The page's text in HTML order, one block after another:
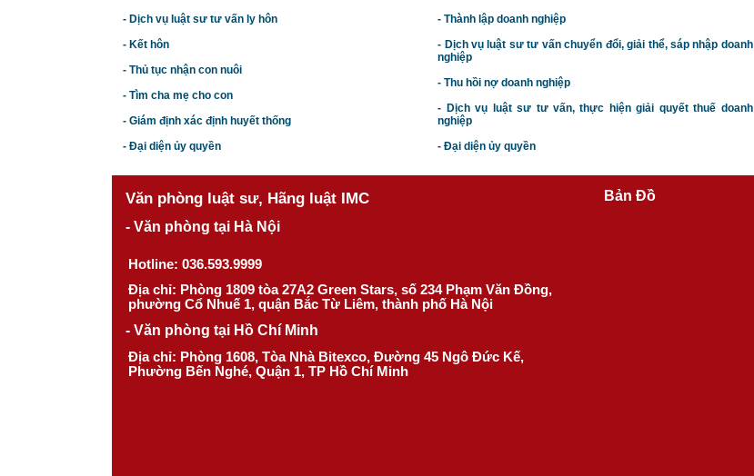
- Dịch vụ luật sư tư vấn ly hôn
- Kết hôn
- Thủ tục nhận con nuôi
- Tìm cha mẹ cho con
- Giám định xác định huyết thống
- Đại diện ủy quyền
- Thành lập doanh nghiệp
- Dịch vụ luật sư tư vấn chuyển đổi, giải thể, sáp nhập doanh
nghiệp
- Thu hồi nợ doanh nghiệp
- Dịch vụ luật sư tư vấn, thực hiện giải quyết thuế doanh
nghiệp
- Đại diện ủy quyền
Văn phòng luật sư, Hãng luật IMC
- Văn phòng tại Hà Nội
Hotline: 036.593.9999
Địa chỉ: Phòng 1809 tòa 27A2 Green Stars, số 234 Phạm Văn Đồng,
phường Cổ Nhuế 1, quận Bắc Từ Liêm, thành phố Hà Nội
- Văn phòng tại Hồ Chí Minh
Địa chỉ: Phòng 1608, Tòa Nhà Bitexco, Đường 45 Ngô Đức Kế,
Phường Bến Nghé, Quận 1, TP Hồ Chí Minh
Bản Đồ